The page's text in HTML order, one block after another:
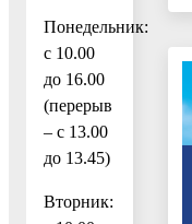
Понедельник:
с 10.00
до 16.00
(перерыв
– с 13.00
до 13.45)
Вторник: